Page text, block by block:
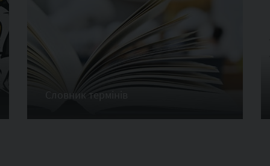
Словник термінів